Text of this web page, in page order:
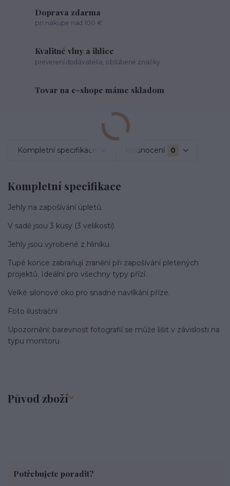
Doprava zdarma
pri nákupe nad 100 €
Kvalitné vlny a ihlice
preverení dodávatelia, obľúbené značky
Tovar na e-shope máme skladom
Kompletní specifikace Hodnocení 0
Kompletní specifikace
Jehly na zapošívání úpletů.
V sadě jsou 3 kusy (3 velikosti).
Jehly jsou vyrobené z hliníku.
Tupé konce zabraňují zranění při zapošívání pletených
projektů. Ideální pro všechny typy přízí.
Velké silonové oko pro snadné navlíkání příze.
Foto ilustrační
Upozornění: barevnost fotografií se může lišit v závislosti na
typu monitoru
Původ zboží
Potřebujete poradit?